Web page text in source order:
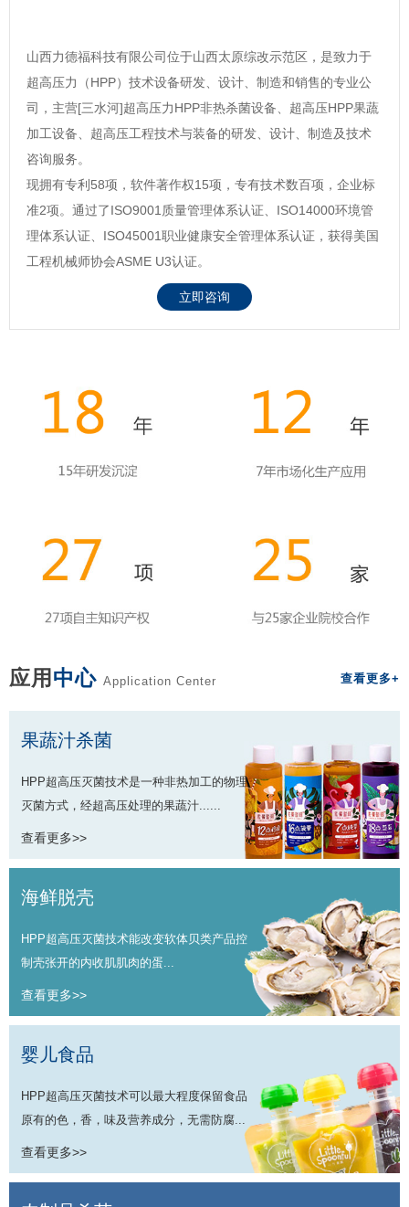
山西力德福科技有限公司位于山西太原综改示范区，是致力于
超高压力（HPP）技术设备研发、设计、制造和销售的专业公
司，主营[三水河]超高压力HPP非热杀菌设备、超高压HPP果蔬
加工设备、超高压工程技术与装备的研发、设计、制造及技术
咨询服务。
现拥有专利58项，软件著作权15项，专有技术数百项，企业标
准2项。通过了ISO9001质量管理体系认证、ISO14000环境管
理体系认证、ISO45001职业健康安全管理体系认证，获得美国
工程机械师协会ASME U3认证。
立即咨询
应用 中心 Application Center 查看更多+
果蔬汁杀菌
HPP超高压灭菌技术是一种非热加工的物理
灭菌方式，经超高压处理的果蔬汁......
查看更多>>
海鲜脱壳
HPP超高压灭菌技术能改变软体贝类产品控
制壳张开的内收肌肌肉的蛋...
查看更多>>
婴儿食品
HPP超高压灭菌技术可以最大程度保留食品
原有的色，香，味及营养成分，无需防腐...
查看更多>>